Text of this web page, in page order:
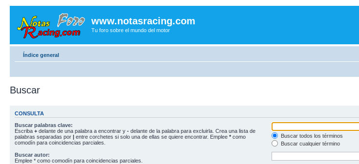
www.notasracing.com
Tu foro sobre el mundo del motor
Índice general
Buscar
CONSULTA
Buscar palabras clave:
Escriba + delante de una palabra a encontrar y - delante de la palabra para excluirla. Crea una lista de
palabras separadas por | entre corchetes si solo una de ellas se quiere encontrar. Emplee * como
comodín para coincidencias parciales.
Buscar todos los términos
Buscar cualquier término
Buscar autor:
Emplee * como comodín para coincidencias parciales.